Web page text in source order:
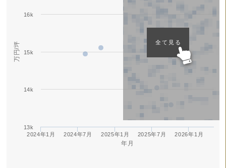
年月
万円/坪
2024年1月 2024年7月 2025年1月 2025年7月 2026年1月
13k
14k
15k
16k
全て見る